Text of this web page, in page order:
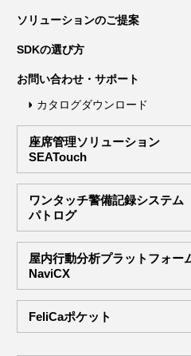
ソリューションのご提案
SDKの選び方
お問い合わせ・サポート
カタログダウンロード
座席管理ソリューション
SEATouch
ワンタッチ警備記録システム
パトログ
屋内行動分析プラットフォー
NaviCX
FeliCaポケット